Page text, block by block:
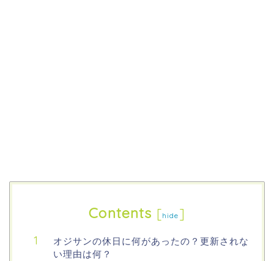
Contents [hide ]
オジサンの休日に何があったの？更新されな
い理由は何？